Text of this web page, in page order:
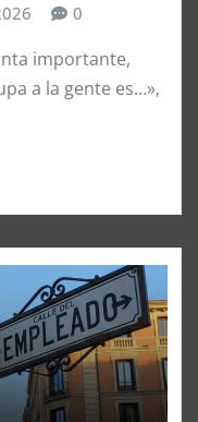
0
importante,
a la gente es…»,